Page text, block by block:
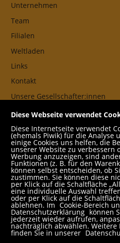
Unternehmen
Team
Filialen
Weltladen
Links
Kontakt
Unsere Gesellschafter:innen
AGB
Impressum
Datenschutz- und
Freund:innen
Service
Jobs
Newsletter abonnieren
Schulbuchservice
Rund um den Einkauf
Diese Webseite verwendet
Diese Internetseite verwendet
(ehemals Piwik) für die Analyse
einige Cookies uns helfen, die
unserer Website zu verbessern
Werbung anzuzeigen, sind
Funktionen (z. B. für den
können selbst entscheiden, ob
zustimmen. Sie können diese
per Klick auf die Schaltfläche
eine individuelle Auswahl
oder per Klick auf die
ablehnen. Im Cookie-Bereich
Datenschutzerklärung können
jederzeit wieder aufrufen,
nachträglich abwählen.
finden Sie in unserer